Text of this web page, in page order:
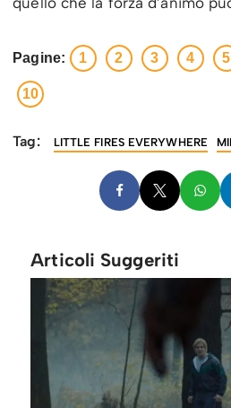
Pagine: 1 2 3 4 5
10
Tag: LITTLE FIRES EVERYWHERE
Articoli Suggeriti